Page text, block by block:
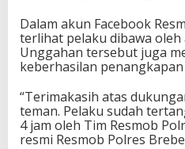
Dalam akun Facebook
terlihat pelaku dibawa oleh
Unggahan tersebut juga
keberhasilan
“Terimakasih atas
teman. Pelaku sudah
4 jam oleh Tim Resmob
resmi Resmob Polres